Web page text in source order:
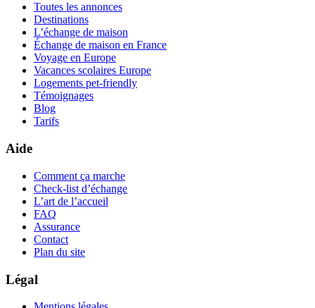
Toutes les annonces
Destinations
L’échange de maison
Échange de maison en France
Voyage en Europe
Vacances scolaires Europe
Logements pet-friendly
Témoignages
Blog
Tarifs
Aide
Comment ça marche
Check-list d’échange
L’art de l’accueil
FAQ
Assurance
Contact
Plan du site
Légal